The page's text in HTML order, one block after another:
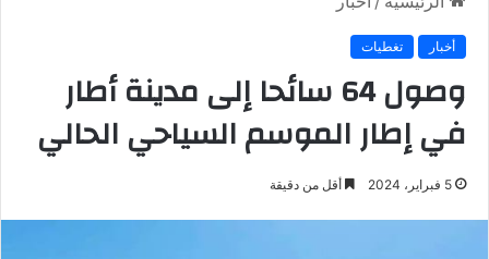
أخبار تغطيات
وصول 64 سائحا إلى مدينة أطار
في إطار الموسم السياحي الحالي
5 فبراير، 2024 أقل من دقيقة